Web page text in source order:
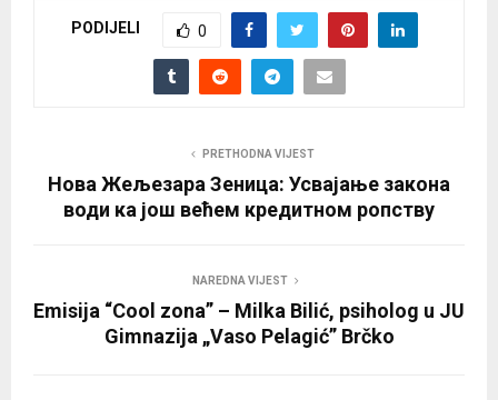
PODIJELI 0
PRETHODNA VIJEST
Нова Жељезара Зеница: Усвајање закона
води ка још већем кредитном ропству
NAREDNA VIJEST
Emisija “Cool zona” – Milka Bilić, psiholog u JU
Gimnazija „Vaso Pelagić” Brčko